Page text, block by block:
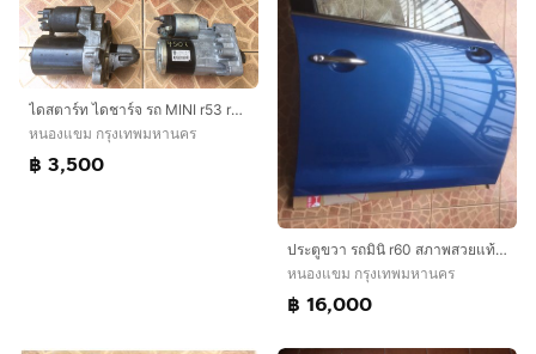
ไดสตาร์ท ไดชาร์จ รถ MINI r53 r56 r6 r61แท้มือสองญี่ปุ่น
หนองแขม กรุงเทพมหานคร
฿ 3,500
ประตูขวา รถมินิ r60 สภาพสวยแท้มือสองญี่ปุ่น
หนองแขม กรุงเทพมหานคร
฿ 16,000